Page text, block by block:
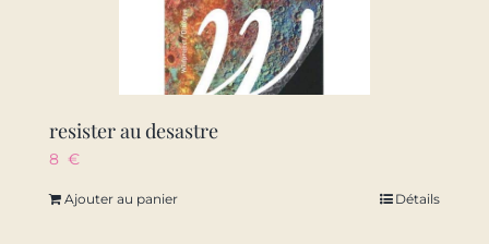
resister au desastre
8 €
Ajouter au panier Détails